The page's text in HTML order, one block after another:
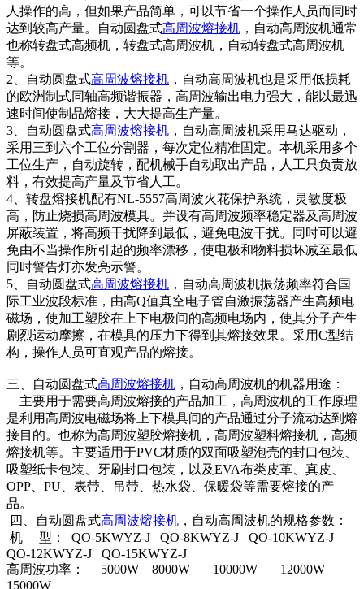
人操作的高，但如果产品简单，可以节省一个操作人员而同时
达到较高产量。自动圆盘式高周波熔接机 ，自动高周波机通常
也称转盘式高频机，转盘式高周波机，自动转盘式高周波机
等。
2、自动圆盘式高周波熔接机 ，自动高周波机也是采用低损耗
的欧洲制式同轴高频谐振器，高周波输出电力强大，能以最迅
速时间使制品熔接，大大提高生产量。
3、自动圆盘式高周波熔接机 ，自动高周波机采用马达驱动，
采用三到六个工位分割器，每次定位精准固定。本机采用多个
工位生产，自动旋转，配机械手自动取出产品，人工只负责放
料，有效提高产量及节省人工。
4、转盘熔接机配有NL-5557高周波火花保护系统，灵敏度极
高，防止烧损高周波模具。并设有高周波频率稳定器及高周波
屏蔽装置，将高频干扰降到最低，避免电波干扰。同时可以避
免由不当操作所引起的频率漂移，使电极和物料损坏减至最低
同时警告灯亦发亮示警。
5、自动圆盘式高周波熔接机 ，自动高周波机振荡频率符合国
际工业波段标准，由高Q值真空电子管自激振荡器产生高频电
磁场，使加工塑胶在上下电极间的高频电场内，使其分子产生
剧烈运动摩擦，在模具的压力下得到其熔接效果。采用C型结
构，操作人员可直观产品的熔接。
三、自动圆盘式高周波熔接机 ，自动高周波机的机器用途：
主要用于需要高周波熔接的产品加工，高周波机的工作原理
是利用高周波电磁场将上下模具间的产品通过分子流动达到熔
接目的。也称为高周波塑胶熔接机，高周波塑料熔接机，高频
熔接机等。主要适用于PVC材质的双面吸塑泡壳的封口包装、
吸塑纸卡包装、牙刷封口包装，以及EVA布类皮革、真皮、
OPP、PU、表带、吊带、热水袋、保暖袋等需要熔接的产
品。
四、自动圆盘式高周波熔接机 ，自动高周波机的规格参数：
机 型： QO-5KWYZ-J QO-8KWYZ-J QO-10KWYZ-J
QO-12KWYZ-J QO-15KWYZ-J
高周波功率： 5000W 8000W 10000W 12000W
15000W